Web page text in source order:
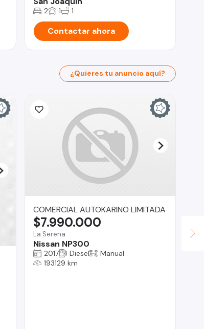
2 1 1
Contactar ahora
¿Quieres tu anuncio aquí?
COMERCIAL AUTOKARINO LIMITADA
La Serena
Nissan NP300
$7.990.000
2017 Diesel
Manual
193129 km